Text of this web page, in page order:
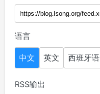
语言
中文 英文 西班牙语
RSS输出